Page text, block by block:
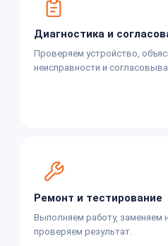
Диагностика и
Проверяем устройство,
неисправности и
Ремонт и тестирование
Выполняем работу, заменяем
проверяем результат.